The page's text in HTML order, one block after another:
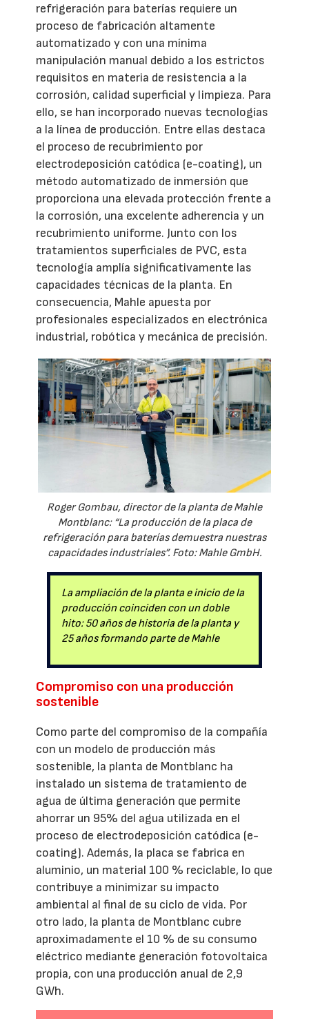
refrigeración para baterías requiere un
proceso de fabricación altamente
automatizado y con una mínima
manipulación manual debido a los estrictos
requisitos en materia de resistencia a la
corrosión, calidad superficial y limpieza. Para
ello, se han incorporado nuevas tecnologías
a la línea de producción. Entre ellas destaca
el proceso de recubrimiento por
electrodeposición catódica (e-coating), un
método automatizado de inmersión que
proporciona una elevada protección frente a
la corrosión, una excelente adherencia y un
recubrimiento uniforme. Junto con los
tratamientos superficiales de PVC, esta
tecnología amplía significativamente las
capacidades técnicas de la planta. En
consecuencia, Mahle apuesta por
profesionales especializados en electrónica
industrial, robótica y mecánica de precisión.
Roger Gombau, director de la planta de Mahle
Montblanc: “La producción de la placa de
refrigeración para baterías demuestra nuestras
capacidades industriales”. Foto: Mahle GmbH.
La ampliación de la planta e inicio de la
producción coinciden con un doble
hito: 50 años de historia de la planta y
25 años formando parte de Mahle
Compromiso con una producción
sostenible
Como parte del compromiso de la compañía
con un modelo de producción más
sostenible, la planta de Montblanc ha
instalado un sistema de tratamiento de
agua de última generación que permite
ahorrar un 95% del agua utilizada en el
proceso de electrodeposición catódica (e-
coating). Además, la placa se fabrica en
aluminio, un material 100 % reciclable, lo que
contribuye a minimizar su impacto
ambiental al final de su ciclo de vida. Por
otro lado, la planta de Montblanc cubre
aproximadamente el 10 % de su consumo
eléctrico mediante generación fotovoltaica
propia, con una producción anual de 2,9
GWh.